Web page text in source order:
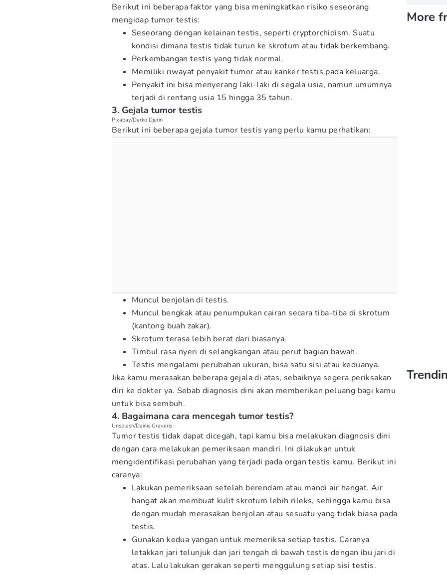
Berikut ini beberapa faktor yang bisa meningkatkan risiko seseorang
mengidap tumor testis:
Seseorang dengan kelainan testis, seperti cryptorchidism. Suatu
kondisi dimana testis tidak turun ke skrotum atau tidak berkembang.
Perkembangan testis yang tidak normal.
Memiliki riwayat penyakit tumor atau kanker testis pada keluarga.
Penyakit ini bisa menyerang laki-laki di segala usia, namun umumnya
terjadi di rentang usia 15 hingga 35 tahun.
3. Gejala tumor testis
Pixabay/Darko Djurin
Berikut ini beberapa gejala tumor testis yang perlu kamu perhatikan:
Muncul benjolan di testis.
Muncul bengkak atau penumpukan cairan secara tiba-tiba di skrotum
(kantong buah zakar).
Skrotum terasa lebih berat dari biasanya.
Timbul rasa nyeri di selangkangan atau perut bagian bawah.
Testis mengalami perubahan ukuran, bisa satu sisi atau keduanya.
Jika kamu merasakan beberapa gejala di atas, sebaiknya segera periksakan
diri ke dokter ya. Sebab diagnosis dini akan memberikan peluang bagi kamu
untuk bisa sembuh.
4. Bagaimana cara mencegah tumor testis?
Unsplash/Dainis Graveris
Tumor testis tidak dapat dicegah, tapi kamu bisa melakukan diagnosis dini
dengan cara melakukan pemeriksaan mandiri. Ini dilakukan untuk
mengidentifikasi perubahan yang terjadi pada organ testis kamu. Berikut ini
caranya:
Lakukan pemeriksaan setelah berendam atau mandi air hangat. Air
hangat akan membuat kulit skrotum lebih rileks, sehingga kamu bisa
dengan mudah merasakan benjolan atau sesuatu yang tidak biasa pada
testis.
Gunakan kedua yangan untuk memeriksa setiap testis. Caranya
letakkan jari telunjuk dan jari tengah di bawah testis dengan ibu jari di
atas. Lalu lakukan gerakan seperti menggulung setiap sisi testis.
More